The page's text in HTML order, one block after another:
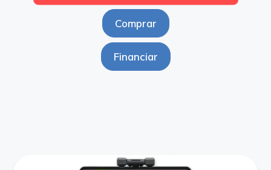
Comprar
Financiar